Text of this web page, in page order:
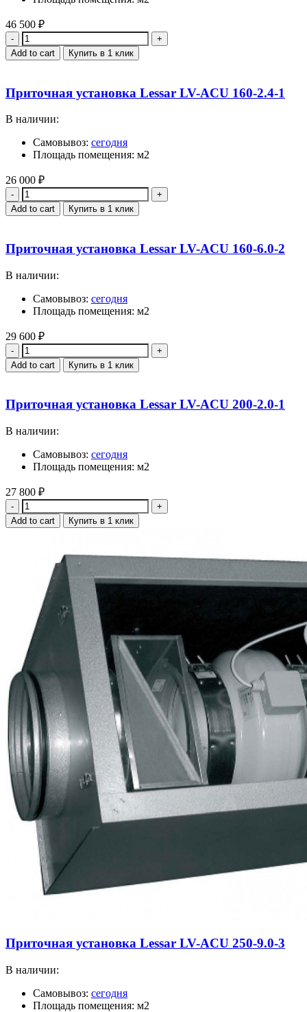
46 500 ₽
Quantity
Add to cart Купить в 1 клик
Приточная установка Lessar LV-ACU 160-2.4-1
В наличии:
Самовывоз: сегодня
Площадь помещения: м2
26 000 ₽
Quantity
Add to cart Купить в 1 клик
Приточная установка Lessar LV-ACU 160-6.0-2
В наличии:
Самовывоз: сегодня
Площадь помещения: м2
29 600 ₽
Quantity
Add to cart Купить в 1 клик
Приточная установка Lessar LV-ACU 200-2.0-1
В наличии:
Самовывоз: сегодня
Площадь помещения: м2
27 800 ₽
Quantity
Add to cart Купить в 1 клик
Приточная установка Lessar LV-ACU 250-9.0-3
В наличии:
Самовывоз: сегодня
Площадь помещения: м2